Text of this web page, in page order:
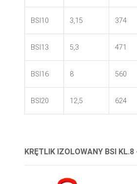
BSI10 3,15 374
BSI13 5,3 471
BSI16 8 560
BSI20 12,5 624
KRĘTLIK IZOLOWANY BSI KL.8